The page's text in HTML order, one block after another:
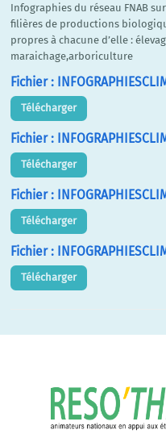
Infographies du réseau FNAB
filières de productions
propres à chacune d’elle :
maraichage,arboriculture
Fichier :
Télécharger
Fichier :
Télécharger
Fichier :
Télécharger
Fichier :
Télécharger